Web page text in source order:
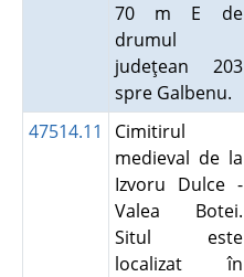
70 m E de
drumul
judeţean 203
spre Galbenu.
47514.11
Cimitirul
medieval de la
Izvoru Dulce -
Valea Botei.
Situl este
localizat în